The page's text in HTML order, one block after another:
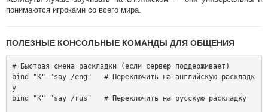
понимаются игроками со всего мира.
ПОЛЕЗНЫЕ КОНСОЛЬНЫЕ КОМАНДЫ ДЛЯ ОБЩЕНИЯ
# Быстрая смена раскладки (если сервер поддерживает)
bind "K" "say /eng"   # Переключить на английскую раскладк
у
bind "K" "say /rus"   # Переключить на русскую раскладку